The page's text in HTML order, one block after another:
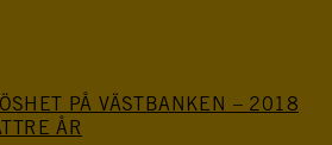
PÅ VÄSTBANKEN – 2018
ÅR